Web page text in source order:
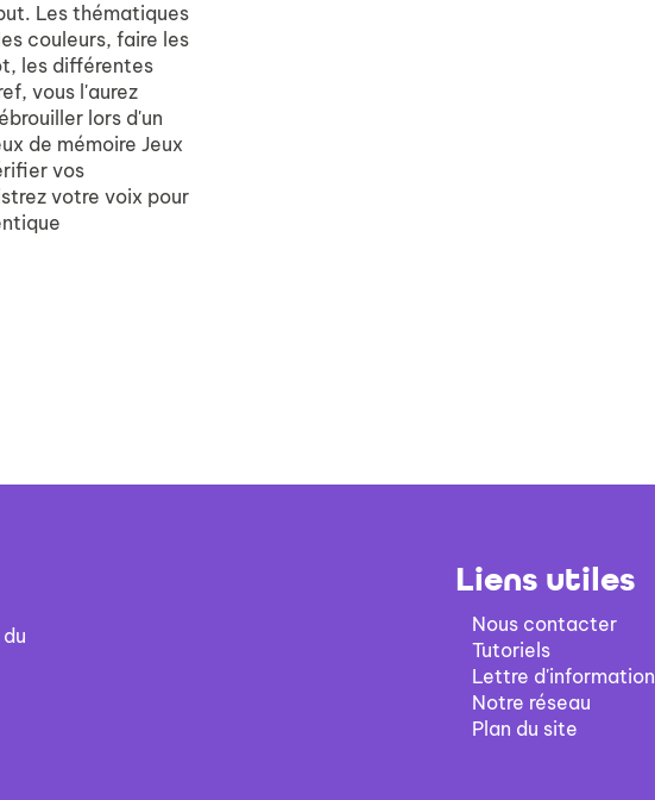
Les thématiques
couleurs, faire les
les différentes
vous l'aurez
lors d'un
de mémoire Jeux
vos
votre voix pour
Liens utiles
Nous contacter
Tutoriels
Lettre d'information
Notre réseau
Plan du site